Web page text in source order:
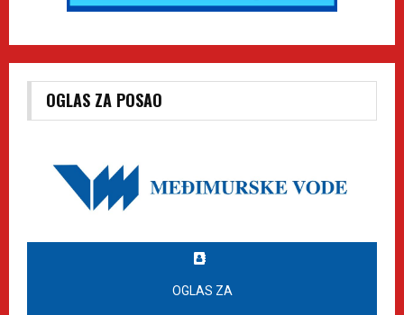
OGLAS ZA POSAO
OGLAS ZA